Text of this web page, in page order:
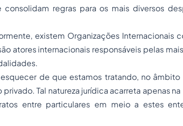
regras para os mais diversos
existem Organizações Internacionais
atores internacionais responsáveis pelas
de que estamos tratando, no âmbito
Tal natureza jurídica acarreta apenas
entre particulares em meio a estes